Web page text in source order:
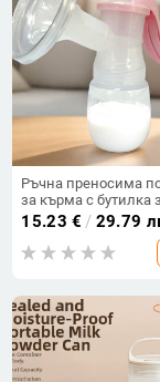
Ръчна преносима
за кърма с бутилка
съхранение и
материал
15.23 € / 29.79